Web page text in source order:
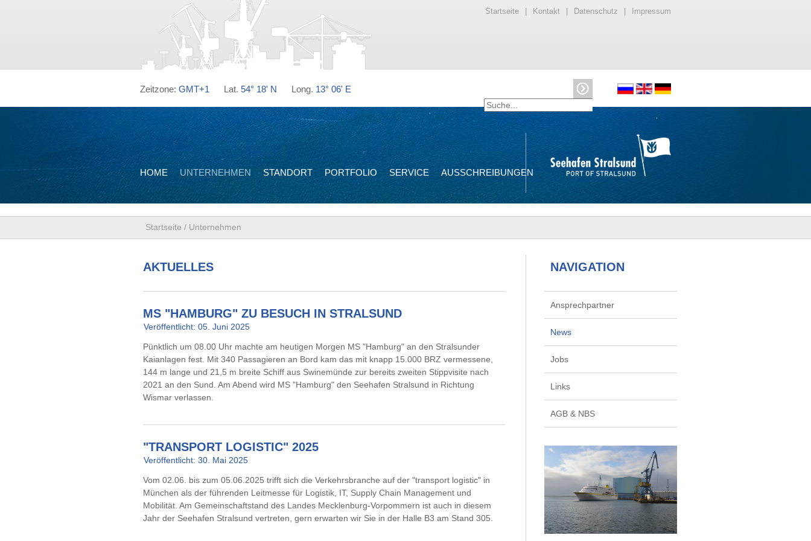
HOME UNTERNEHMEN STANDORT PORTFOLIO SERVICE AUSSCHREIBUNGEN
Zeitzone: GMT+1 Lat. 54° 18' N Long. 13° 06' E
Startseite Kontakt Datenschutz Impressum
Startseite / Unternehmen
AKTUELLES
MS "HAMBURG" ZU BESUCH IN STRALSUND
Veröffentlicht: 05. Juni 2025
Pünktlich um 08.00 Uhr machte am heutigen Morgen MS "Hamburg" an den Stralsunder
Kaianlagen fest. Mit 340 Passagieren an Bord kam das mit knapp 15.000 BRZ vermessene,
144 m lange und 21,5 m breite Schiff aus Swinemünde zur bereits zweiten Stippvisite nach
2021 an den Sund. Am Abend wird MS "Hamburg" den Seehafen Stralsund in Richtung
Wismar verlassen.
"TRANSPORT LOGISTIC" 2025
Veröffentlicht: 30. Mai 2025
Vom 02.06. bis zum 05.06.2025 trifft sich die Verkehrsbranche auf der "transport logistic" in
München als der führenden Leitmesse für Logistik, IT, Supply Chain Management und
Mobilität. Am Gemeinschaftstand des Landes Mecklenburg-Vorpommern ist auch in diesem
Jahr der Seehafen Stralsund vertreten, gern erwarten wir Sie in der Halle B3 am Stand 305.
NAVIGATION
Ansprechpartner
News
Jobs
Links
AGB & NBS